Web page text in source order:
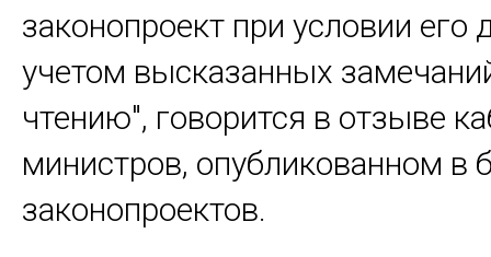
законопроект при условии его
учетом высказанных
чтению", говорится в отзыве
министров, опубликованном в
законопроектов.